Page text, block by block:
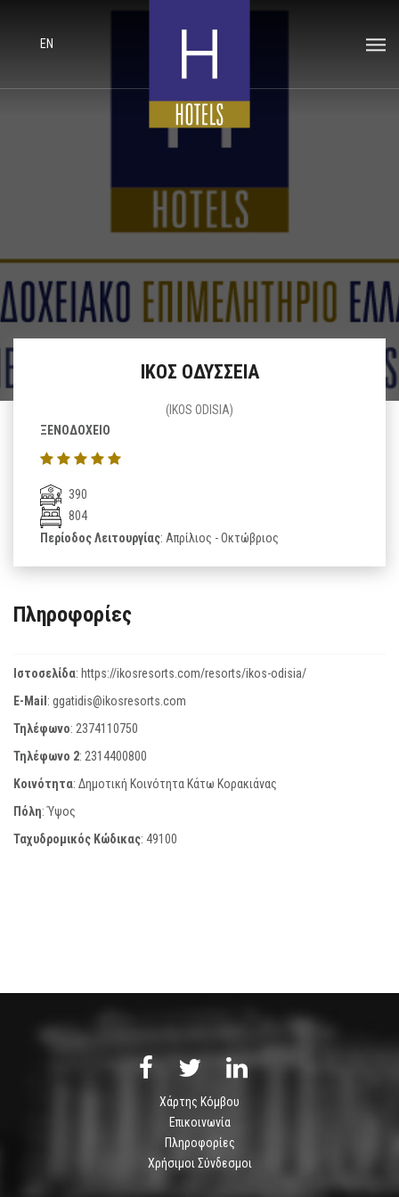
EN
ΙΚΟΣ ΟΔΥΣΣΕΙΑ
(IKOS ODISIA)
ΞΕΝΟΔΟΧΕΙΟ
390
804
Περίοδος Λειτουργίας: Απρίλιος - Οκτώβριος
Πληροφορίες
Ιστοσελίδα: https://ikosresorts.com/resorts/ikos-odisia/
E-Mail: ggatidis@ikosresorts.com
Τηλέφωνο: 2374110750
Τηλέφωνο 2: 2314400800
Κοινότητα: Δημοτική Κοινότητα Κάτω Κορακιάνας
Πόλη: Ύψος
Ταχυδρομικός Κώδικας: 49100
Χάρτης Κόμβου
Επικοινωνία
Πληροφορίες
Χρήσιμοι Σύνδεσμοι